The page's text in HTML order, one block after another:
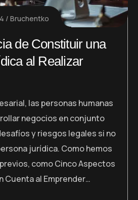
Bruchentko
de Constituir una
al Realizar
las personas humanas
negocios en conjunto
y riesgos legales si no
jurídica. Como hemos
como Cinco Aspectos
Cuenta al Emprender…